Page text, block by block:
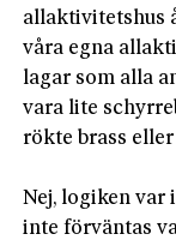
allaktivitetshus
våra egna
lagar som alla
vara lite
rökte brass
Nej, logiken var
inte förväntas